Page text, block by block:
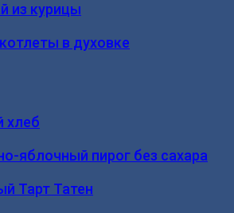
из курицы
в духовке
хлеб
яблочный пирог без сахара
Тарт Татен